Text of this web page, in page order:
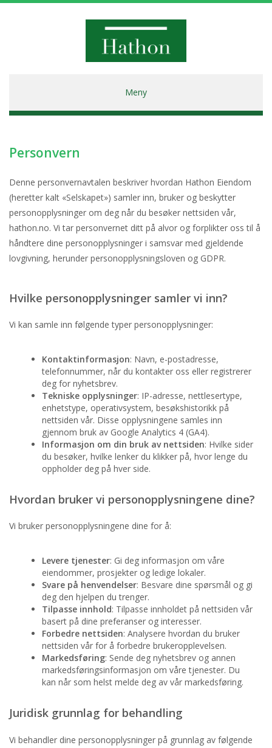
Meny
Personvern
Denne personvernavtalen beskriver hvordan Hathon Eiendom
(heretter kalt «Selskapet») samler inn, bruker og beskytter
personopplysninger om deg når du besøker nettsiden vår,
hathon.no. Vi tar personvernet ditt på alvor og forplikter oss til å
håndtere dine personopplysninger i samsvar med gjeldende
lovgivning, herunder personopplysningsloven og GDPR.
Hvilke personopplysninger samler vi inn?
Vi kan samle inn følgende typer personopplysninger:
Kontaktinformasjon: Navn, e-postadresse,
telefonnummer, når du kontakter oss eller registrerer
deg for nyhetsbrev.
Tekniske opplysninger: IP-adresse, nettlesertype,
enhetstype, operativsystem, besøkshistorikk på
nettsiden vår. Disse opplysningene samles inn
gjennom bruk av Google Analytics 4 (GA4).
Informasjon om din bruk av nettsiden: Hvilke sider
du besøker, hvilke lenker du klikker på, hvor lenge du
oppholder deg på hver side.
Hvordan bruker vi personopplysningene dine?
Vi bruker personopplysningene dine for å:
Levere tjenester: Gi deg informasjon om våre
eiendommer, prosjekter og ledige lokaler.
Svare på henvendelser: Besvare dine spørsmål og gi
deg den hjelpen du trenger.
Tilpasse innhold: Tilpasse innholdet på nettsiden vår
basert på dine preferanser og interesser.
Forbedre nettsiden: Analysere hvordan du bruker
nettsiden vår for å forbedre brukeropplevelsen.
Markedsføring: Sende deg nyhetsbrev og annen
markedsføringsinformasjon om våre tjenester. Du
kan når som helst melde deg av vår markedsføring.
Juridisk grunnlag for behandling
Vi behandler dine personopplysninger på grunnlag av følgende